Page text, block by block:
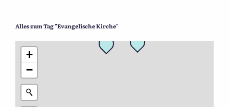
Alles zum Tag "Evangelische Kirche"
+
−